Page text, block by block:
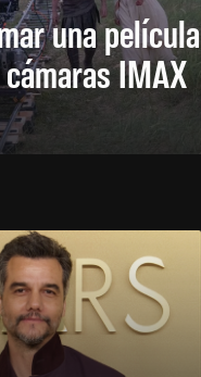
una película
IMAX